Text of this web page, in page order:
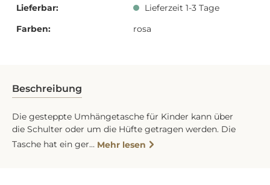
Lieferbar:
Lieferzeit 1-3 Tage
Farben:
rosa
Beschreibung
Die gesteppte Umhängetasche für Kinder kann über
die Schulter oder um die Hüfte getragen werden. Die
Tasche hat ein ger… Mehr lesen